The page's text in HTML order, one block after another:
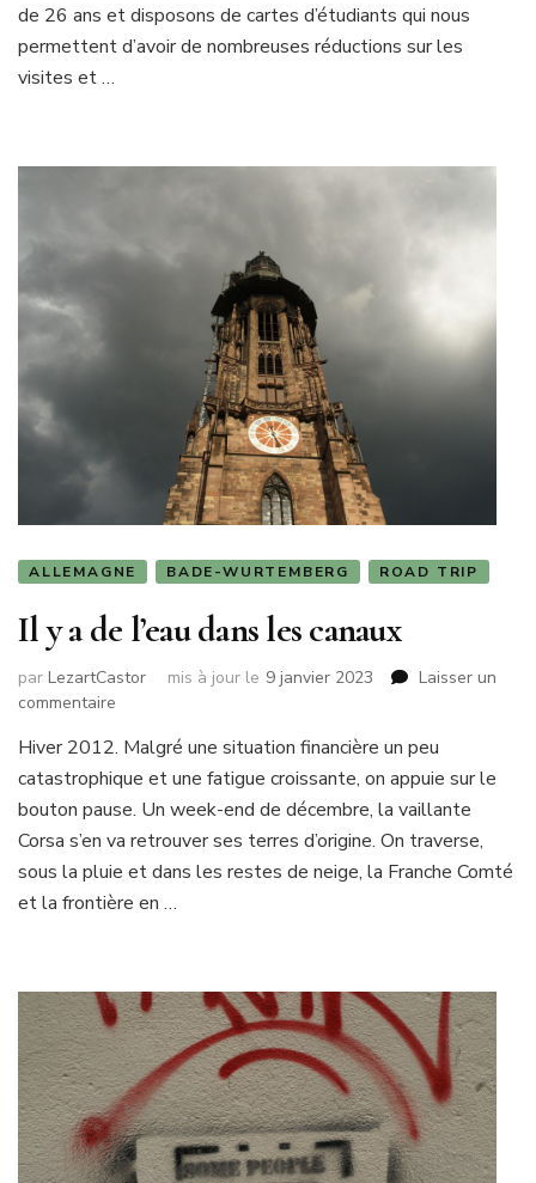
de 26 ans et disposons de cartes d’étudiants qui nous
permettent d’avoir de nombreuses réductions sur les
visites et …
ALLEMAGNE BADE-WURTEMBERG ROAD TRIP
Il y a de l’eau dans les canaux
par LezartCastor mis à jour le 9 janvier 2023
Laisser un
commentaire
y
a
de
dans
les
canaux
Hiver 2012. Malgré une situation financière un peu
catastrophique et une fatigue croissante, on appuie sur le
bouton pause. Un week-end de décembre, la vaillante
Corsa s’en va retrouver ses terres d’origine. On traverse,
sous la pluie et dans les restes de neige, la Franche Comté
et la frontière en …